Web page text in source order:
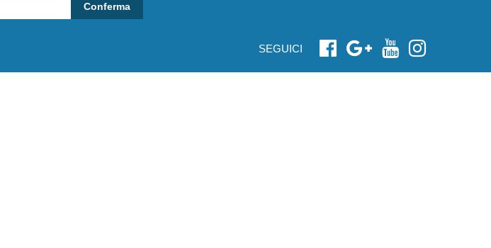
Conferma
SEGUICI